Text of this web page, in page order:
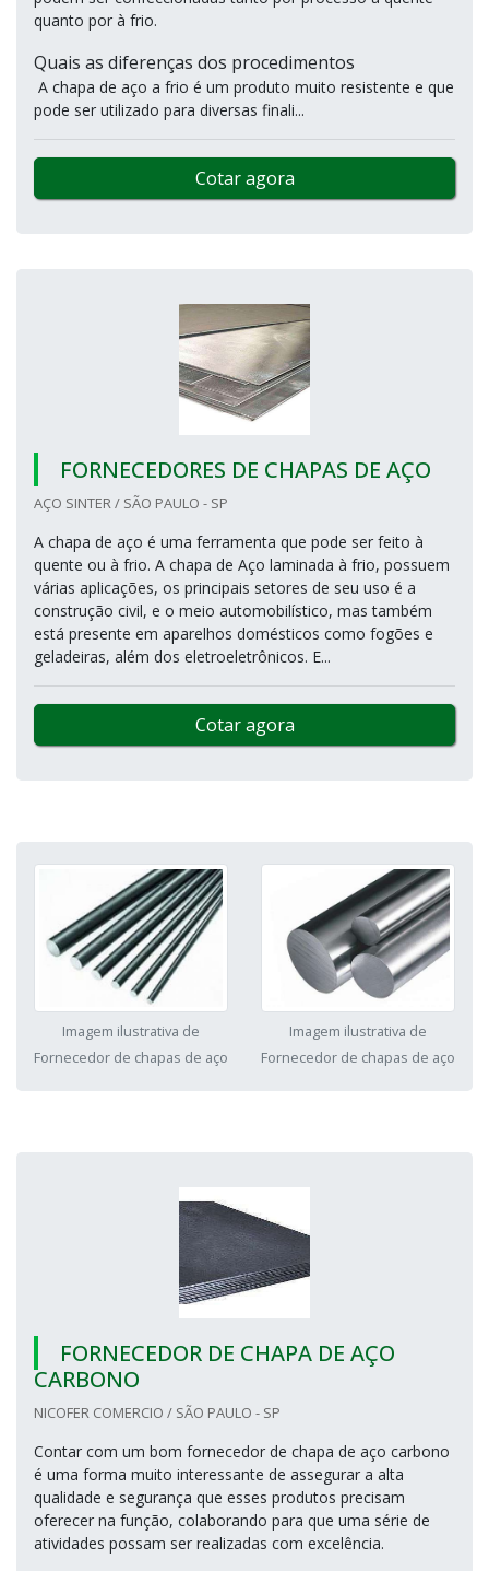
quanto por à frio.
Quais as diferenças dos procedimentos
A chapa de aço a frio é um produto muito resistente e que
pode ser utilizado para diversas finali...
Cotar agora
FORNECEDORES DE CHAPAS DE AÇO
AÇO SINTER / SÃO PAULO - SP
A chapa de aço é uma ferramenta que pode ser feito à
quente ou à frio. A chapa de Aço laminada à frio, possuem
várias aplicações, os principais setores de seu uso é a
construção civil, e o meio automobilístico, mas também
está presente em aparelhos domésticos como fogões e
geladeiras, além dos eletroeletrônicos. E...
Cotar agora
Imagem ilustrativa de
Fornecedor de chapas de aço
Imagem ilustrativa de
Fornecedor de chapas de aço
FORNECEDOR DE CHAPA DE AÇO
CARBONO
NICOFER COMERCIO / SÃO PAULO - SP
Contar com um bom fornecedor de chapa de aço carbono
é uma forma muito interessante de assegurar a alta
qualidade e segurança que esses produtos precisam
oferecer na função, colaborando para que uma série de
atividades possam ser realizadas com excelência.